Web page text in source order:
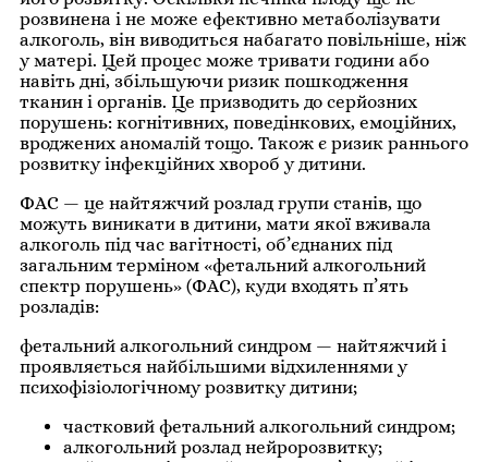
розвинена і не може ефективно метаболізувати
алкоголь, він виводиться набагато повільніше, ніж
у матері. Цей процес може тривати години або
навіть дні, збільшуючи ризик пошкодження
тканин і органів. Це призводить до серйозних
порушень: когнітивних, поведінкових, емоційних,
вроджених аномалій тощо. Також є ризик раннього
розвитку інфекційних хвороб у дитини.
ФАС — це найтяжчий розлад групи станів, що
можуть виникати в дитини, мати якої вживала
алкоголь під час вагітності, об’єднаних під
загальним терміном «фетальний алкогольний
спектр порушень» (ФАС), куди входять п’ять
розладів:
фетальний алкогольний синдром — найтяжчий і
проявляється найбільшими відхиленнями у
психофізіологічному розвитку дитини;
частковий фетальний алкогольний синдром;
алкогольний розлад нейророзвитку;